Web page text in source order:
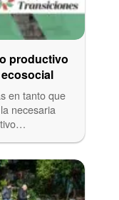
productivo
en tanto que
necesaria